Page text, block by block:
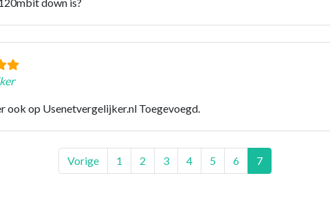
op Usenetvergelijker.nl Toegevoegd.
Vorige 1 2 3 4 5 6 7